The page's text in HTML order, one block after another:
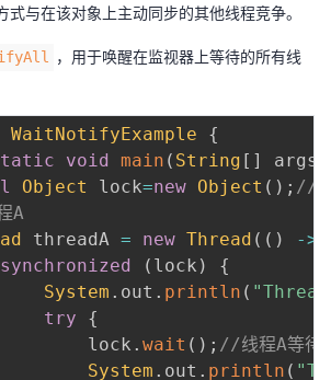
式与在该对象上主动同步的其他线程竞争。
，用于唤醒在监视器上等待的所有线
WaitNotifyExample
{
void main ( String [ ] args
Object lock=new Object ( ) ; //
A
threadA = new Thread ( ( ) ->
synchronized
( lock )
{
System . out . println (
try
{
lock
. wait ( ) ; //线程A等待
System . out . println (